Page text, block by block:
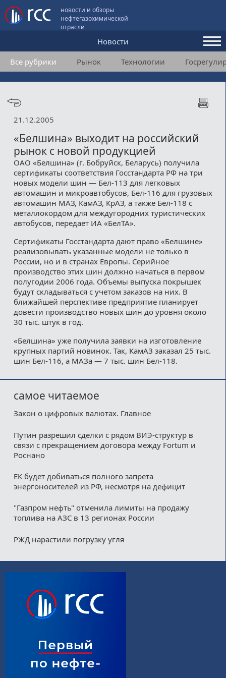
новости и обзоры
нефтегазохимической
отрасли
Новости
Аналитика и мнения
Конференции
Пользовательское соглашение
Медиакит
Контакты
Все рубрики Рынок Технологии
21.12.2005
«Белшина» выходит на российский
рынок с новой продукцией
ОАО «Белшина» (г. Бобруйск, Беларусь) получила
сертификаты соответствия Госстандарта РФ на три
новых модели шин — Бел-113 для легковых
автомашин и микроавтобусов, Бел-116 для грузовых
автомашин МАЗ, КамАЗ, КрАЗ, а также Бел-118 с
металлокордом для междугородних туристических
автобусов, передает ИА «БелТА».
Сертификаты Госстандарта дают право «Белшине»
реализовывать указанные модели не только в
России, но и в странах Европы. Серийное
производство этих шин должно начаться в первом
полугодии 2006 года. Объемы выпуска покрышек
будут складываться с учетом заказов на них. В
ближайшей перспективе предприятие планирует
довести производство новых шин до уровня около
30 тыс. штук в год.
«Белшина» уже получила заявки на изготовление
крупных партий новинок. Так, КамАЗ заказал 25 тыс.
шин Бел-116, а МАЗа — 7 тыс. шин Бел-118.
самое читаемое
Закон о цифровых валютах. Главное
Путин разрешил сделки с рядом ВИЭ-структур в
связи с прекращением договора между Fortum и
Роснано
ЕК будет добиваться полного запрета
энергоносителей из РФ, несмотря на дефицит
"Газпром нефть" отменила лимиты на продажу
топлива на АЗС в 13 регионах России
РЖД нарастили погрузку угля